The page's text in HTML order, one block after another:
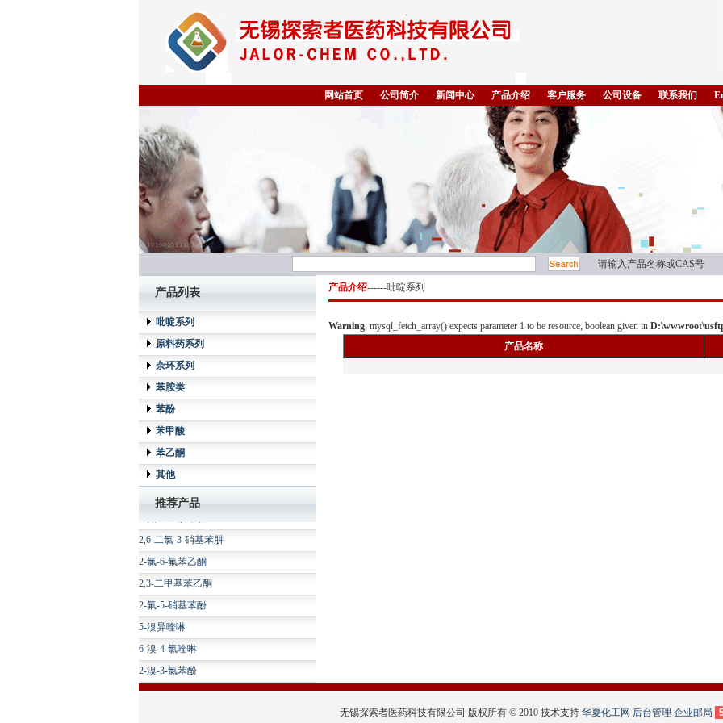
网站首页 公司简介 新闻中心 产品介绍 客户服务 公司设备 联系我们
请输入产品名称或CAS号
产品列表
吡啶系列
原料药系列
杂环系列
苯胺类
苯酚
苯甲酸
苯乙酮
其他
推荐产品
3-溴-2-氟苯腈
2,6-二氯-3-硝基苯肼
2-氯-6-氟苯乙酮
2,3-二甲基苯乙酮
2-氟-5-硝基苯酚
5-溴异喹啉
6-溴-4-氯喹啉
2-溴-3-氯苯酚
6-溴-4-羟基喹啉
产品介绍------吡啶系列
Warning: mysql_fetch_array() expects parameter 1 to be resource, boolean given in
产品名称
无锡探索者医药科技有限公司 版权所有 © 2010 技术支持 华夏化工网 后台管理 企业邮局